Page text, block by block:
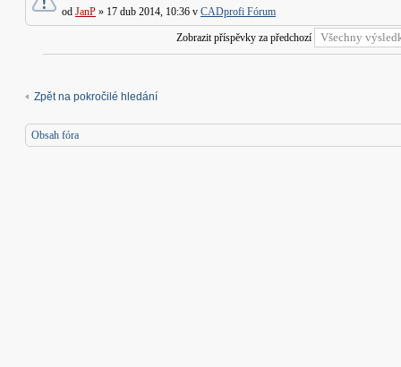
od JanP » 17 dub 2014, 10:36 v CADprofi Fórum
Zobrazit příspěvky za předchozí
Zpět na pokročilé hledání
Obsah fóra